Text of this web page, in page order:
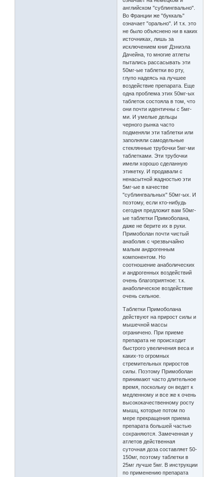
английском "сублингвально".
Во Франции же "буккаль"
означает "орально". И т.к. это
не было объяснено ни в каких
источниках, лишь за
исключением книг Дэниэла
Дачейна, то многие атлеты
пытались рассасывать эти
50мг-ые таблетки во рту,
глупо надеясь на лучшее
воздействие препарата. Еще
одна проблема этих 50мг-ых
таблеток состояла в том, что
они почти идентичны с 5мг-
ми. И умелые дельцы
черного рынка часто
подменяли эти таблетки или
заполняли самодельные
стеклянные трубочки 5мг-ми
таблетками. Эти трубочки
имели хорошо сделанную
этикетку. И продавали с
ненасытной жадностью эти
5мг-ые в качестве
"сублингвальных" 50мг-ых. И
поэтому, если кто-нибудь
сегодня предложит вам 50мг-
ые таблетки Примоболана,
даже не берите их в руки.
Примоболан почти чистый
анаболик с чрезвычайно
малым андрогенным
компонентом. Но
соотношение анаболических
и андрогенных воздействий
очень благоприятное: т.к.
анаболическое воздействие
очень сильное.
Таблетки Примоболана
действуют на прирост силы и
мышечной массы
ограничено. При приеме
препарата не происходит
быстрого увеличения веса и
каких-то огромных
стремительных приростов
силы. Поэтому Примоболан
принимают часто длительное
время, поскольку он ведет к
медленному и все же к очень
высококачественному росту
мышц, которые потом по
мере прекращения приема
препарата большей частью
сохраняются. Замеченная у
атлетов действенная
суточная доза составляет 50-
150мг, поэтому таблетки в
25мг лучше 5мг. В инструкции
по применению препарата